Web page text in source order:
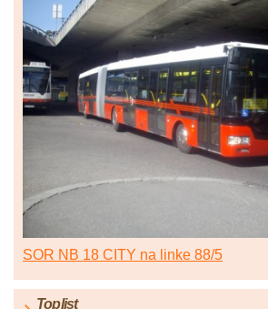
SOR NB 18 CITY na linke 88/5
Toplist